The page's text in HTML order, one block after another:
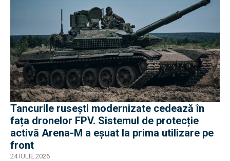
Tancurile rusești modernizate cedează în
fața dronelor FPV. Sistemul de protecție
activă Arena-M a eșuat la prima utilizare pe
front
24 IULIE 2026